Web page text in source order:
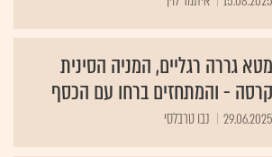
קרסה - והמתחזים ברחו עם הכסף
29.06.2025 נבו טרבלסי